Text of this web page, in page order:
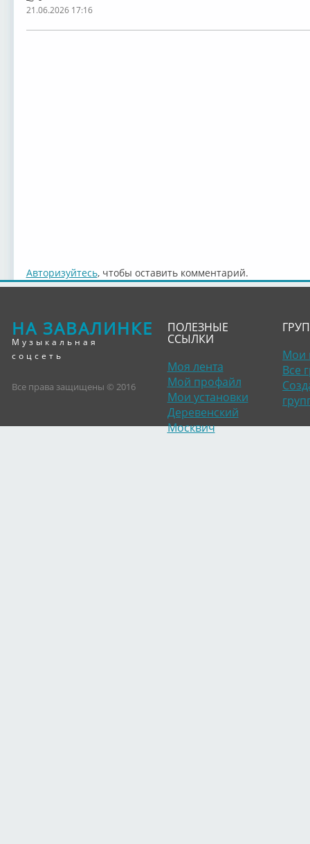
21.06.2026 17:16
Авторизуйтесь, чтобы оставить комментарий.
НА ЗАВАЛИНКЕ
Музыкальная
соцсеть
Все права защищены © 2016
ПОЛЕЗНЫЕ
ССЫЛКИ
Моя лента
Мой профайл
Мои установки
Деревенский
Москвич
Мои
Все